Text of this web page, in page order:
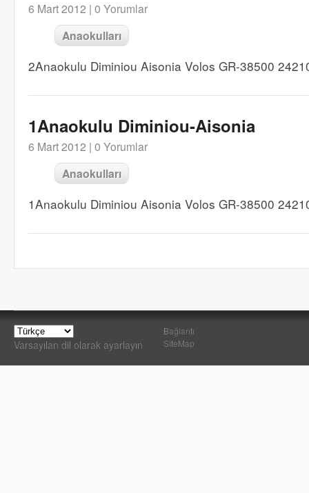
6 Mart 2012 | 0 Yorumlar
Anaokulları
2Anaokulu Diminiou Aisonia Volos GR-38500
1Anaokulu Diminiou-Aisonia
6 Mart 2012 | 0 Yorumlar
Anaokulları
1Anaokulu Diminiou Aisonia Volos GR-38500
Varsayılan dil olarak ayarlayın
Bağlantı
SiteMap